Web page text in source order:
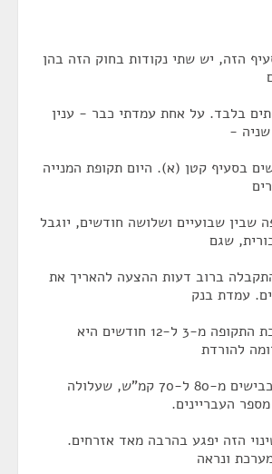
הזה, יש שתי נקודות בחוק הזה בהן
בלבד. על אחת עמדתי כבר - ענין
שניה -
של 12 חודשים בסעיף קטן (א). היום תקופת המנייה
שבין שבועיים ושלושה חודשים, יוגבל
שגם
ברוב דעות ההצעה להאריך את
ישראל היתה שהארכת התקופה מ-3 ל-12 חודשים היא
להורדת
המהירות המותרת בכבישים מ-80 ל-70 קמ"ש, שעלולה
העבריינים.
הזה יפגע בהרבה מאד אזרחים.
ונראה